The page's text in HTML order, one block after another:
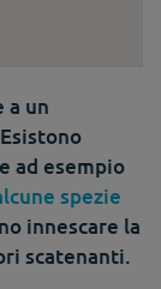
a un
ad esempio
spezie
innescare la
scatenanti.